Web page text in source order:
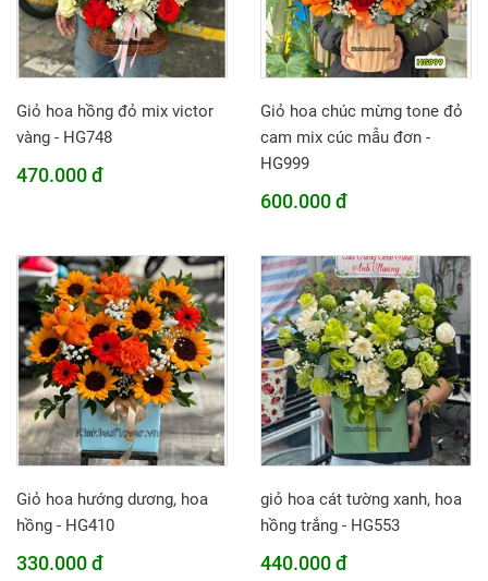
Giỏ hoa hồng đỏ mix victor
vàng - HG748
470.000 đ
Giỏ hoa chúc mừng tone đỏ
cam mix cúc mẫu đơn -
HG999
600.000 đ
Giỏ hoa hướng dương, hoa
hồng - HG410
330.000 đ
giỏ hoa cát tường xanh, hoa
hồng trắng - HG553
440.000 đ